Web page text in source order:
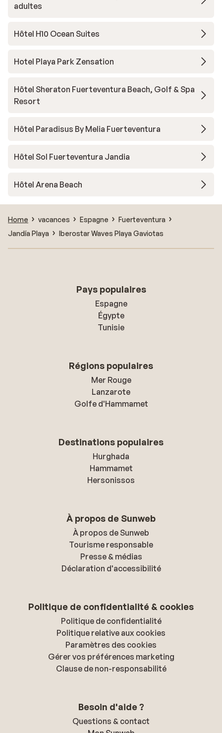
adultes
Hôtel H10 Ocean Suites
Hotel Playa Park Zensation
Hôtel Sheraton Fuerteventura Beach, Golf & Spa
Resort
Hôtel Paradisus By Melia Fuerteventura
Hôtel Sol Fuerteventura Jandia
Hôtel Arena Beach
Home vacances Espagne
Fuerteventura
Jandía Playa
Iberostar Waves Playa Gaviotas
Pays populaires
Espagne
Égypte
Tunisie
Régions populaires
Mer Rouge
Lanzarote
Golfe d'Hammamet
Destinations populaires
Hurghada
Hammamet
Hersonissos
À propos de Sunweb
À propos de Sunweb
Tourisme responsable
Presse & médias
Déclaration d'accessibilité
Politique de confidentialité & cookies
Politique de confidentialité
Politique relative aux cookies
Paramètres des cookies
Gérer vos préférences marketing
Clause de non-responsabilité
Besoin d'aide ?
Questions & contact